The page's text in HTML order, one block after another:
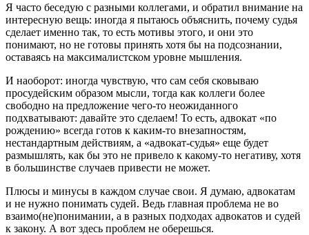
Я часто беседую с разными коллегами, и обратил внимание на
интересную вещь: иногда я пытаюсь объяснить, почему судья
сделает именно так, то есть мотивы этого, и они это
понимают, но не готовы принять хотя бы на подсознании,
оставаясь на максималистском уровне мышления.
И наоборот: иногда чувствую, что сам себя сковываю
просудейским образом мысли, тогда как коллеги более
свободно на предложение чего-то неожиданного
подхватывают: давайте это сделаем! То есть, адвокат «по
рождению» всегда готов к каким-то внезапностям,
нестандартным действиям, а «адвокат-судья» еще будет
размышлять, как бы это не привело к какому-то негативу, хотя
в большинстве случаев привести не может.
Плюсы и минусы в каждом случае свои. Я думаю, адвокатам
и не нужно понимать судей. Ведь главная проблема не во
взаимо(не)понимании, а в разных подходах адвокатов и судей
к закону. А вот здесь проблем не оберешься.